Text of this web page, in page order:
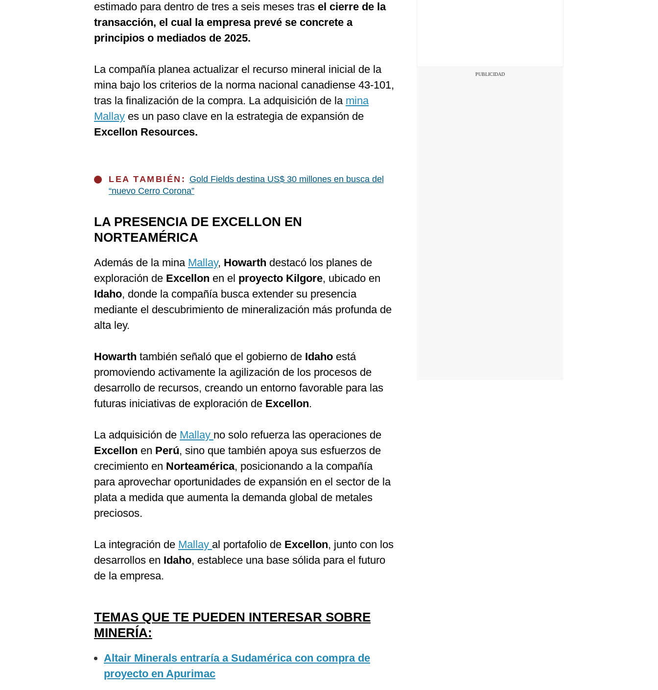
estimado para dentro de tres a seis meses tras el cierre de la
transacción, el cual la empresa prevé se concrete a
principios o mediados de 2025.
La compañía planea actualizar el recurso mineral inicial de la
mina bajo los criterios de la norma nacional canadiense 43-101,
tras la finalización de la compra. La adquisición de la mina
Mallay es un paso clave en la estrategia de expansión de
Excellon Resources.
LEA TAMBIÉN: Gold Fields destina US$ 30 millones en busca del
“nuevo Cerro Corona”
LA PRESENCIA DE EXCELLON EN
NORTEAMÉRICA
Además de la mina Mallay, Howarth destacó los planes de
exploración de Excellon en el proyecto Kilgore, ubicado en
Idaho, donde la compañía busca extender su presencia
mediante el descubrimiento de mineralización más profunda de
alta ley.
Howarth también señaló que el gobierno de Idaho está
promoviendo activamente la agilización de los procesos de
desarrollo de recursos, creando un entorno favorable para las
futuras iniciativas de exploración de Excellon.
La adquisición de Mallay no solo refuerza las operaciones de
Excellon en Perú, sino que también apoya sus esfuerzos de
crecimiento en Norteamérica, posicionando a la compañía
para aprovechar oportunidades de expansión en el sector de la
plata a medida que aumenta la demanda global de metales
preciosos.
La integración de Mallay al portafolio de Excellon, junto con los
desarrollos en Idaho, establece una base sólida para el futuro
de la empresa.
TEMAS QUE TE PUEDEN INTERESAR SOBRE
MINERÍA:
Altair Minerals entraría a Sudamérica con compra de
proyecto en Apurimac